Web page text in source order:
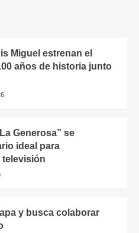
Miguel estrenan el
años de historia junto
Generosa” se
ideal para
y busca colaborar